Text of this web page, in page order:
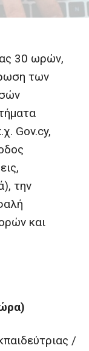
30 ωρών,
των
Gov.cy,
την
και
/